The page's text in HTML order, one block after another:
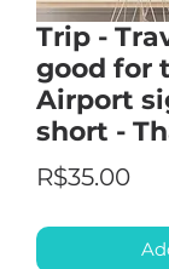
Trip -
good for
Airport
short -
R$35.00